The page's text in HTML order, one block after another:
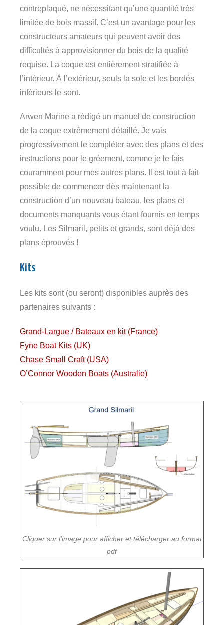
contreplaqué, ne nécessitant qu’une quantité très
limitée de bois massif. C’est un avantage pour les
constructeurs amateurs qui peuvent avoir des
difficultés à approvisionner du bois de la qualité
requise. La coque est entièrement stratifiée à
l’intérieur. À l’extérieur, seuls la sole et les bordés
inférieurs le sont.
Arwen Marine a rédigé un manuel de construction
de la coque extrêmement détaillé. Je vais
progressivement le compléter avec des plans et des
instructions pour le gréement, comme je le fais
couramment pour mes autres plans. Il est tout à fait
possible de commencer dès maintenant la
construction d’un nouveau bateau, les plans et
documents manquants vous étant fournis en temps
voulu. Les Silmaril, petits et grands, sont déjà des
plans éprouvés !
Kits
Les kits sont (ou seront) disponibles auprès des
partenaires suivants :
Grand-Largue / Bateaux en kit (France)
Fyne Boat Kits (UK)
Chase Small Craft (USA)
O’Connor Wooden Boats (Australie)
Cliquer sur l'image pour afficher et télécharger au format
pdf